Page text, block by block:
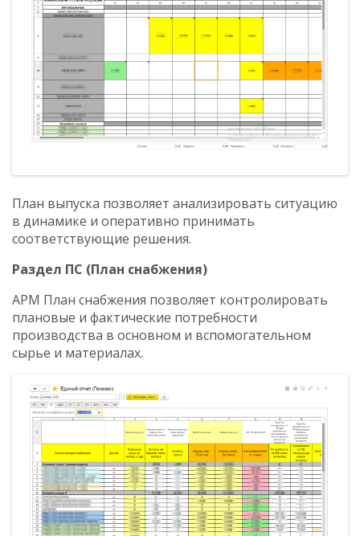
План выпуска позволяет анализировать ситуацию
в динамике и оперативно принимать
соответствующие решения.
Раздел ПС (План снабжения)
АРМ План снабжения позволяет контролировать
плановые и фактические потребности
производства в основном и вспомогательном
сырье и материалах.